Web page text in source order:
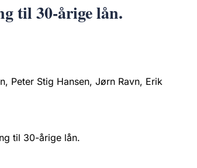
til 30-årige lån.
Peter Stig Hansen, Jørn Ravn, Erik
til 30-årige lån.